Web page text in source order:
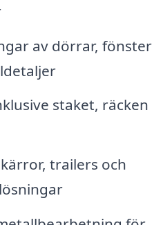
av dörrar, fönster
staket, räcken
trailers och